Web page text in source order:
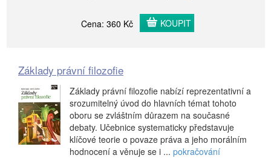
Cena: 360 Kč KOUPIT
Základy právní filozofie
Základy právní filozofie nabízí reprezentativní a
srozumitelný úvod do hlavních témat tohoto
oboru se zvláštním důrazem na současné
debaty. Učebnice systematicky představuje
klíčové teorie o povaze práva a jeho morálním
hodnocení a věnuje se i ... pokračování